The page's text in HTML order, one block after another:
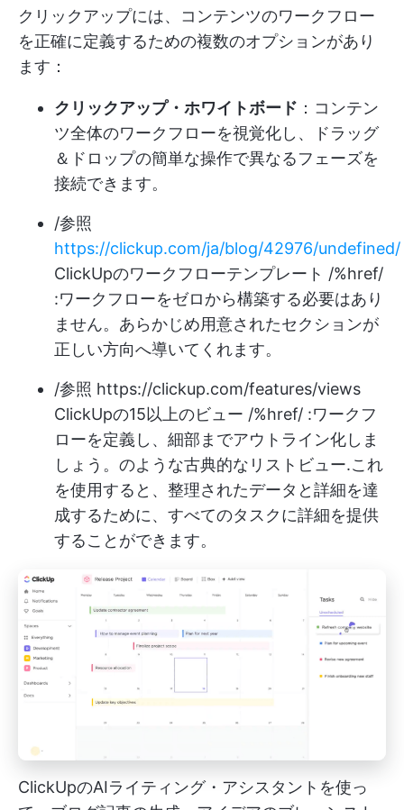
クリックアップには、コンテンツのワークフロー
を正確に定義するための複数のオプションがあり
ます：
クリックアップ・ホワイトボード ：コンテン
ツ全体のワークフローを視覚化し、ドラッグ
＆ドロップの簡単な操作で異なるフェーズを
接続できます。
/参照
https://clickup.com/ja/blog/42976/undefined/
ClickUpのワークフローテンプレート /%href/
:ワークフローをゼロから構築する必要はあり
ません。あらかじめ用意されたセクションが
正しい方向へ導いてくれます。
/参照 https://clickup.com/features/views
ClickUpの15以上のビュー /%href/ :ワークフ
ローを定義し、細部までアウトライン化しま
しょう。のような古典的な リストビュー.これ
を使用すると、整理されたデータと詳細を達
成するために、すべてのタスクに詳細を提供
することができます。
ClickUpのAIライティング・アシスタントを使っ